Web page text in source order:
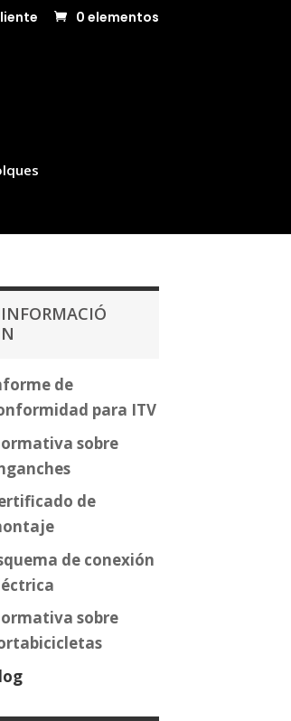
0 elementos
INFORMACIÓ
N
de
para ITV
sobre
de
de conexión
sobre